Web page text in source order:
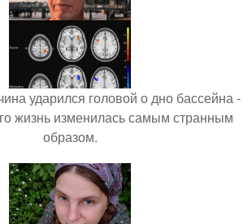
ударился головой о дно бассейна -
жизнь изменилась самым странным
образом.